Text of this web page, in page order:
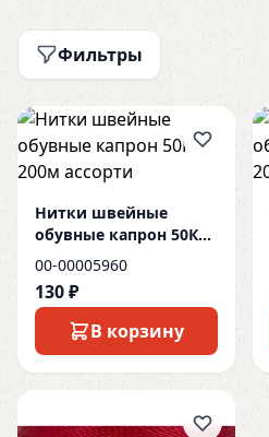
Фильтры
Нитки швейные
обувные капрон 50К
200м ассорти
00-00005960
130 ₽
В корзину